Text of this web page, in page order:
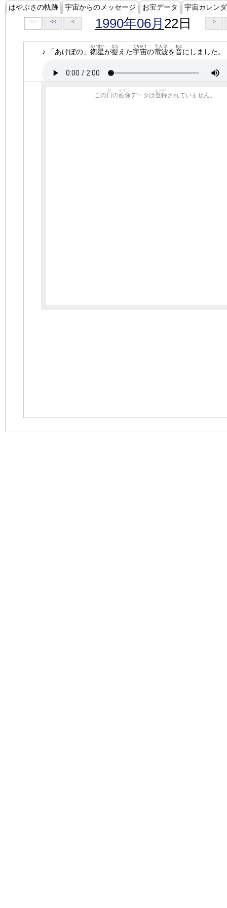
はやぶさの軌跡 宇宙からのメッセージ お宝データ 宇宙カレン
<<< << < 1990年06月 22日 >
♪ 「あけぼの」 衛星
えいせい
が捉
とら
えた宇宙
うちゅう
の電波
でんぱ
を音
おと
にしました。
この 日
ひ
の画像
がぞう
データは登録
とうろく
されていません。